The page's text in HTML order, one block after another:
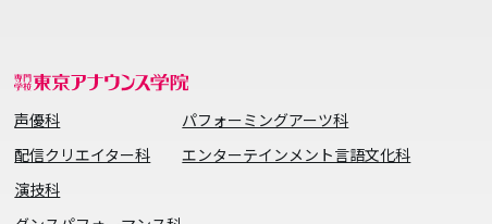
声優科
配信クリエイター科
演技科
パフォーミングアーツ科
エンターテインメント言語文化科